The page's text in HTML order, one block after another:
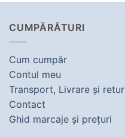
CUMPĂRĂTURI
Cum cumpăr
Contul meu
Transport, Livrare şi retur
Contact
Ghid marcaje şi preţuri